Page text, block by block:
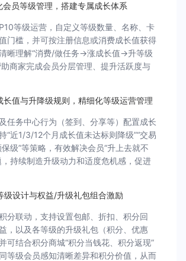
会员等级管理，搭建专属成长体系
等级运营，自定义等级数量、名称、卡
门槛，并可按注册信息或消费成长值获得
晰理解“消费/做任务→涨成长值→升等级
商家完成会员分层管理、提升活跃度与
长值与升降级规则，精细化等级运营管理
任务中心行为（签到、分享等）配置成长
“近1/3/12个月成长值未达标则降级”“交易
级”等策略，有效解决会员“升上去就不
，持续制造升级动力和适度危机感，促进
级设计与权益/升级礼包组合激励
分联动，支持设置包邮、折扣、积分回
，以及各等级的升级礼包（积分、优惠
可结合积分商城“积分当钱花、积分返现”
等级会员感知清晰差异和积分价值，从而